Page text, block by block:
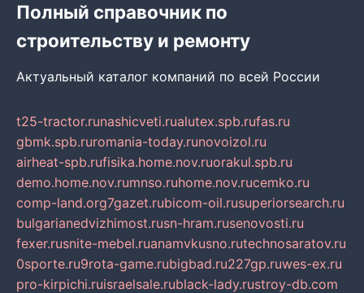
Полный справочник по
строительству и ремонту
Актуальный каталог компаний по всей России
t25-tractor.runashicveti.rualutex.spb.rufas.ru
gbmk.spb.ruromania-today.runovoizol.ru
airheat-spb.rufisika.home.nov.ruorakul.spb.ru
demo.home.nov.rumnso.ruhome.nov.rucemko.ru
comp-land.org7gazet.rubicom-oil.rusuperiorsearch.ru
bulgarianedvizhimost.rusn-hram.rusenovosti.ru
fexer.rusnite-mebel.ruanamvkusno.rutechnosaratov.ru
0sporte.ru9rota-game.rubigbad.ru227gp.ruwes-ex.ru
pro-kirpichi.ruisraelsale.rublack-lady.rustroy-db.com